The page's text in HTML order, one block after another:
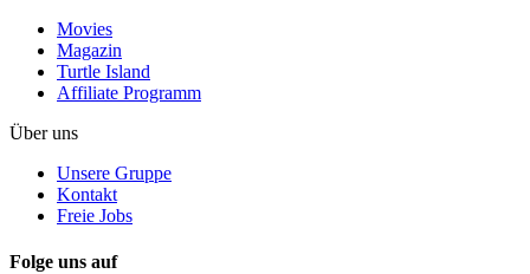
Movies
Magazin
Turtle Island
Affiliate Programm
Über uns
Unsere Gruppe
Kontakt
Freie Jobs
Folge uns auf